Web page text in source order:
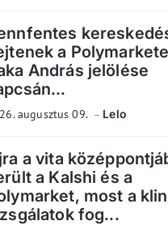
a
András jelölése
augusztus 09. Lelo
a vita
a Kalshi és a
most a
fog...